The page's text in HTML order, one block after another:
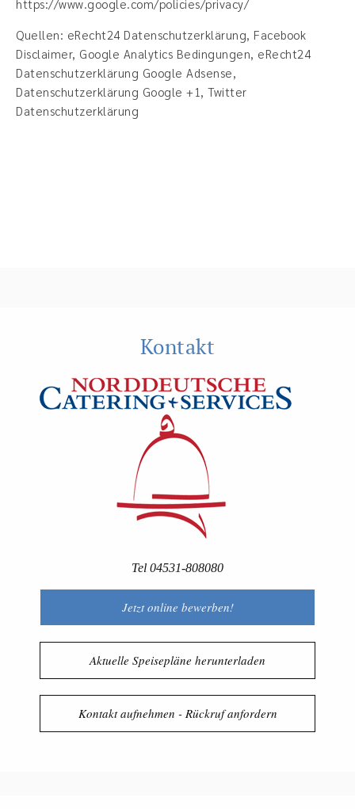
https://www.google.com/policies/privacy/
Quellen: eRecht24 Datenschutzerklärung, Facebook
Disclaimer, Google Analytics Bedingungen, eRecht24
Datenschutzerklärung Google Adsense,
Datenschutzerklärung Google +1, Twitter
Datenschutzerklärung
Kontakt
Tel 04531-808080
Jetzt online bewerben!
Aktuelle Speisepläne herunterladen
Kontakt aufnehmen - Rückruf anfordern